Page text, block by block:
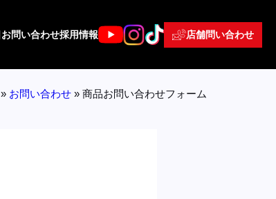
お問い合わせ採用情報 店舗問い合わせ
» お問い合わせ »商品お問い合わせフォーム